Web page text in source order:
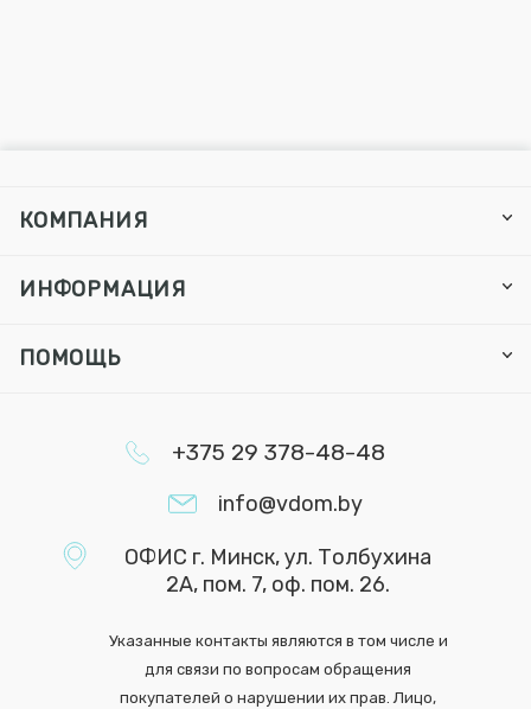
КОМПАНИЯ
ИНФОРМАЦИЯ
ПОМОЩЬ
+375 29 378-48-48
info@vdom.by
ОФИС г. Минск, ул. Толбухина
2А, пом. 7, оф. пом. 26.
Указанные контакты являются в том числе и
для связи по вопросам обращения
покупателей о нарушении их прав. Лицо,